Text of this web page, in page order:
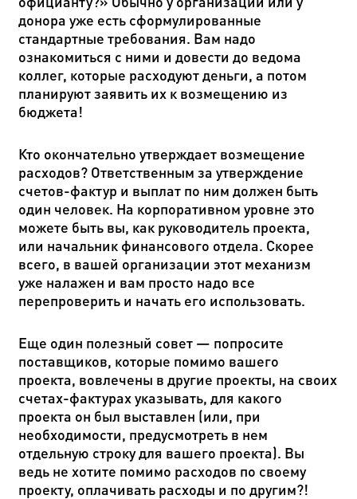
донора уже есть сформулированные
стандартные требования. Вам надо
ознакомиться с ними и довести до ведома
коллег, которые расходуют деньги, а потом
планируют заявить их к возмещению из
бюджета!
Кто окончательно утверждает возмещение
расходов? Ответственным за утверждение
счетов-фактур и выплат по ним должен быть
один человек. На корпоративном уровне это
можете быть вы, как руководитель проекта,
или начальник финансового отдела. Скорее
всего, в вашей организации этот механизм
уже налажен и вам просто надо все
перепроверить и начать его использовать.
Еще один полезный совет — попросите
поставщиков, которые помимо вашего
проекта, вовлечены в другие проекты, на своих
счетах-фактурах указывать, для какого
проекта он был выставлен (или, при
необходимости, предусмотреть в нем
отдельную строку для вашего проекта). Вы
ведь не хотите помимо расходов по своему
проекту, оплачивать расходы и по другим?!